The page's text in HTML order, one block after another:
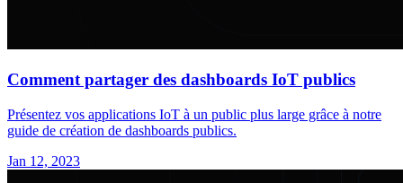
Comment partager des dashboards IoT publics
Présentez vos applications IoT à un public plus large grâce à notre
guide de création de dashboards publics.
Jan 12, 2023